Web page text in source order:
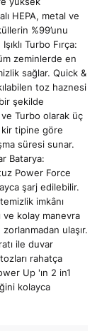
HEPA, metal ve
%99’unu
Turbo Fırça:
zeminlerde en
sağlar. Quick &
toz haznesi
şekilde
Turbo olarak üç
kir tipine göre
süresi sunar.
Batarya:
Power Force
şarj edilebilir.
imkânı
ve kolay manevra
ulaşır.
ile duvar
rahatça
Up 'ın 2 in1
kolayca